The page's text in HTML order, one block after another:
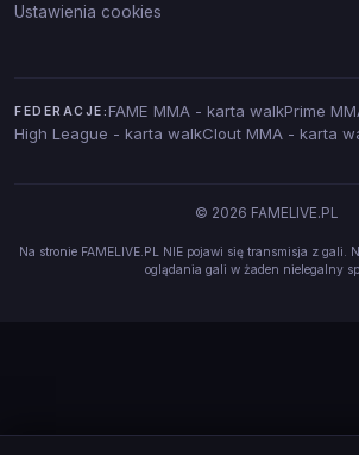
Ustawienia cookies
FEDERACJE: FAME MMA - karta walkPrime
High League - karta walkClout MMA - karta
© 2026 FAMELIVE.PL
Na stronie FAMELIVE.PL NIE pojawi się transmisja z gali.
oglądania gali w żaden nielegalny